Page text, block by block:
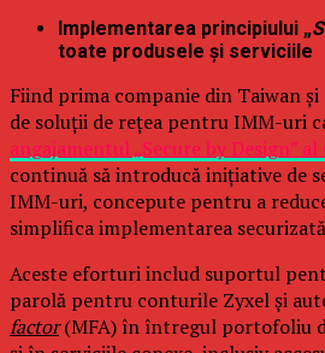
Implementarea principiului „
toate produsele și serviciile
Fiind prima companie din Taiwan
de soluții de rețea pentru IMM-uri
angajamentul „Secure by Design” al
continuă să introducă inițiative de
IMM-uri, concepute pentru a
simplifica implementarea
Aceste eforturi includ suportul
parolă pentru conturile Zyxel și
factor(MFA) în întregul portofoliu